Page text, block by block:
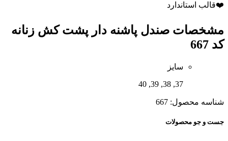
❤️قالب استاندارد
مشخصات صندل پاشنه دار پشت کش زنانه
کد 667
سایز
37, 38, 39, 40
شناسه محصول: 667
جست و جو محصولات